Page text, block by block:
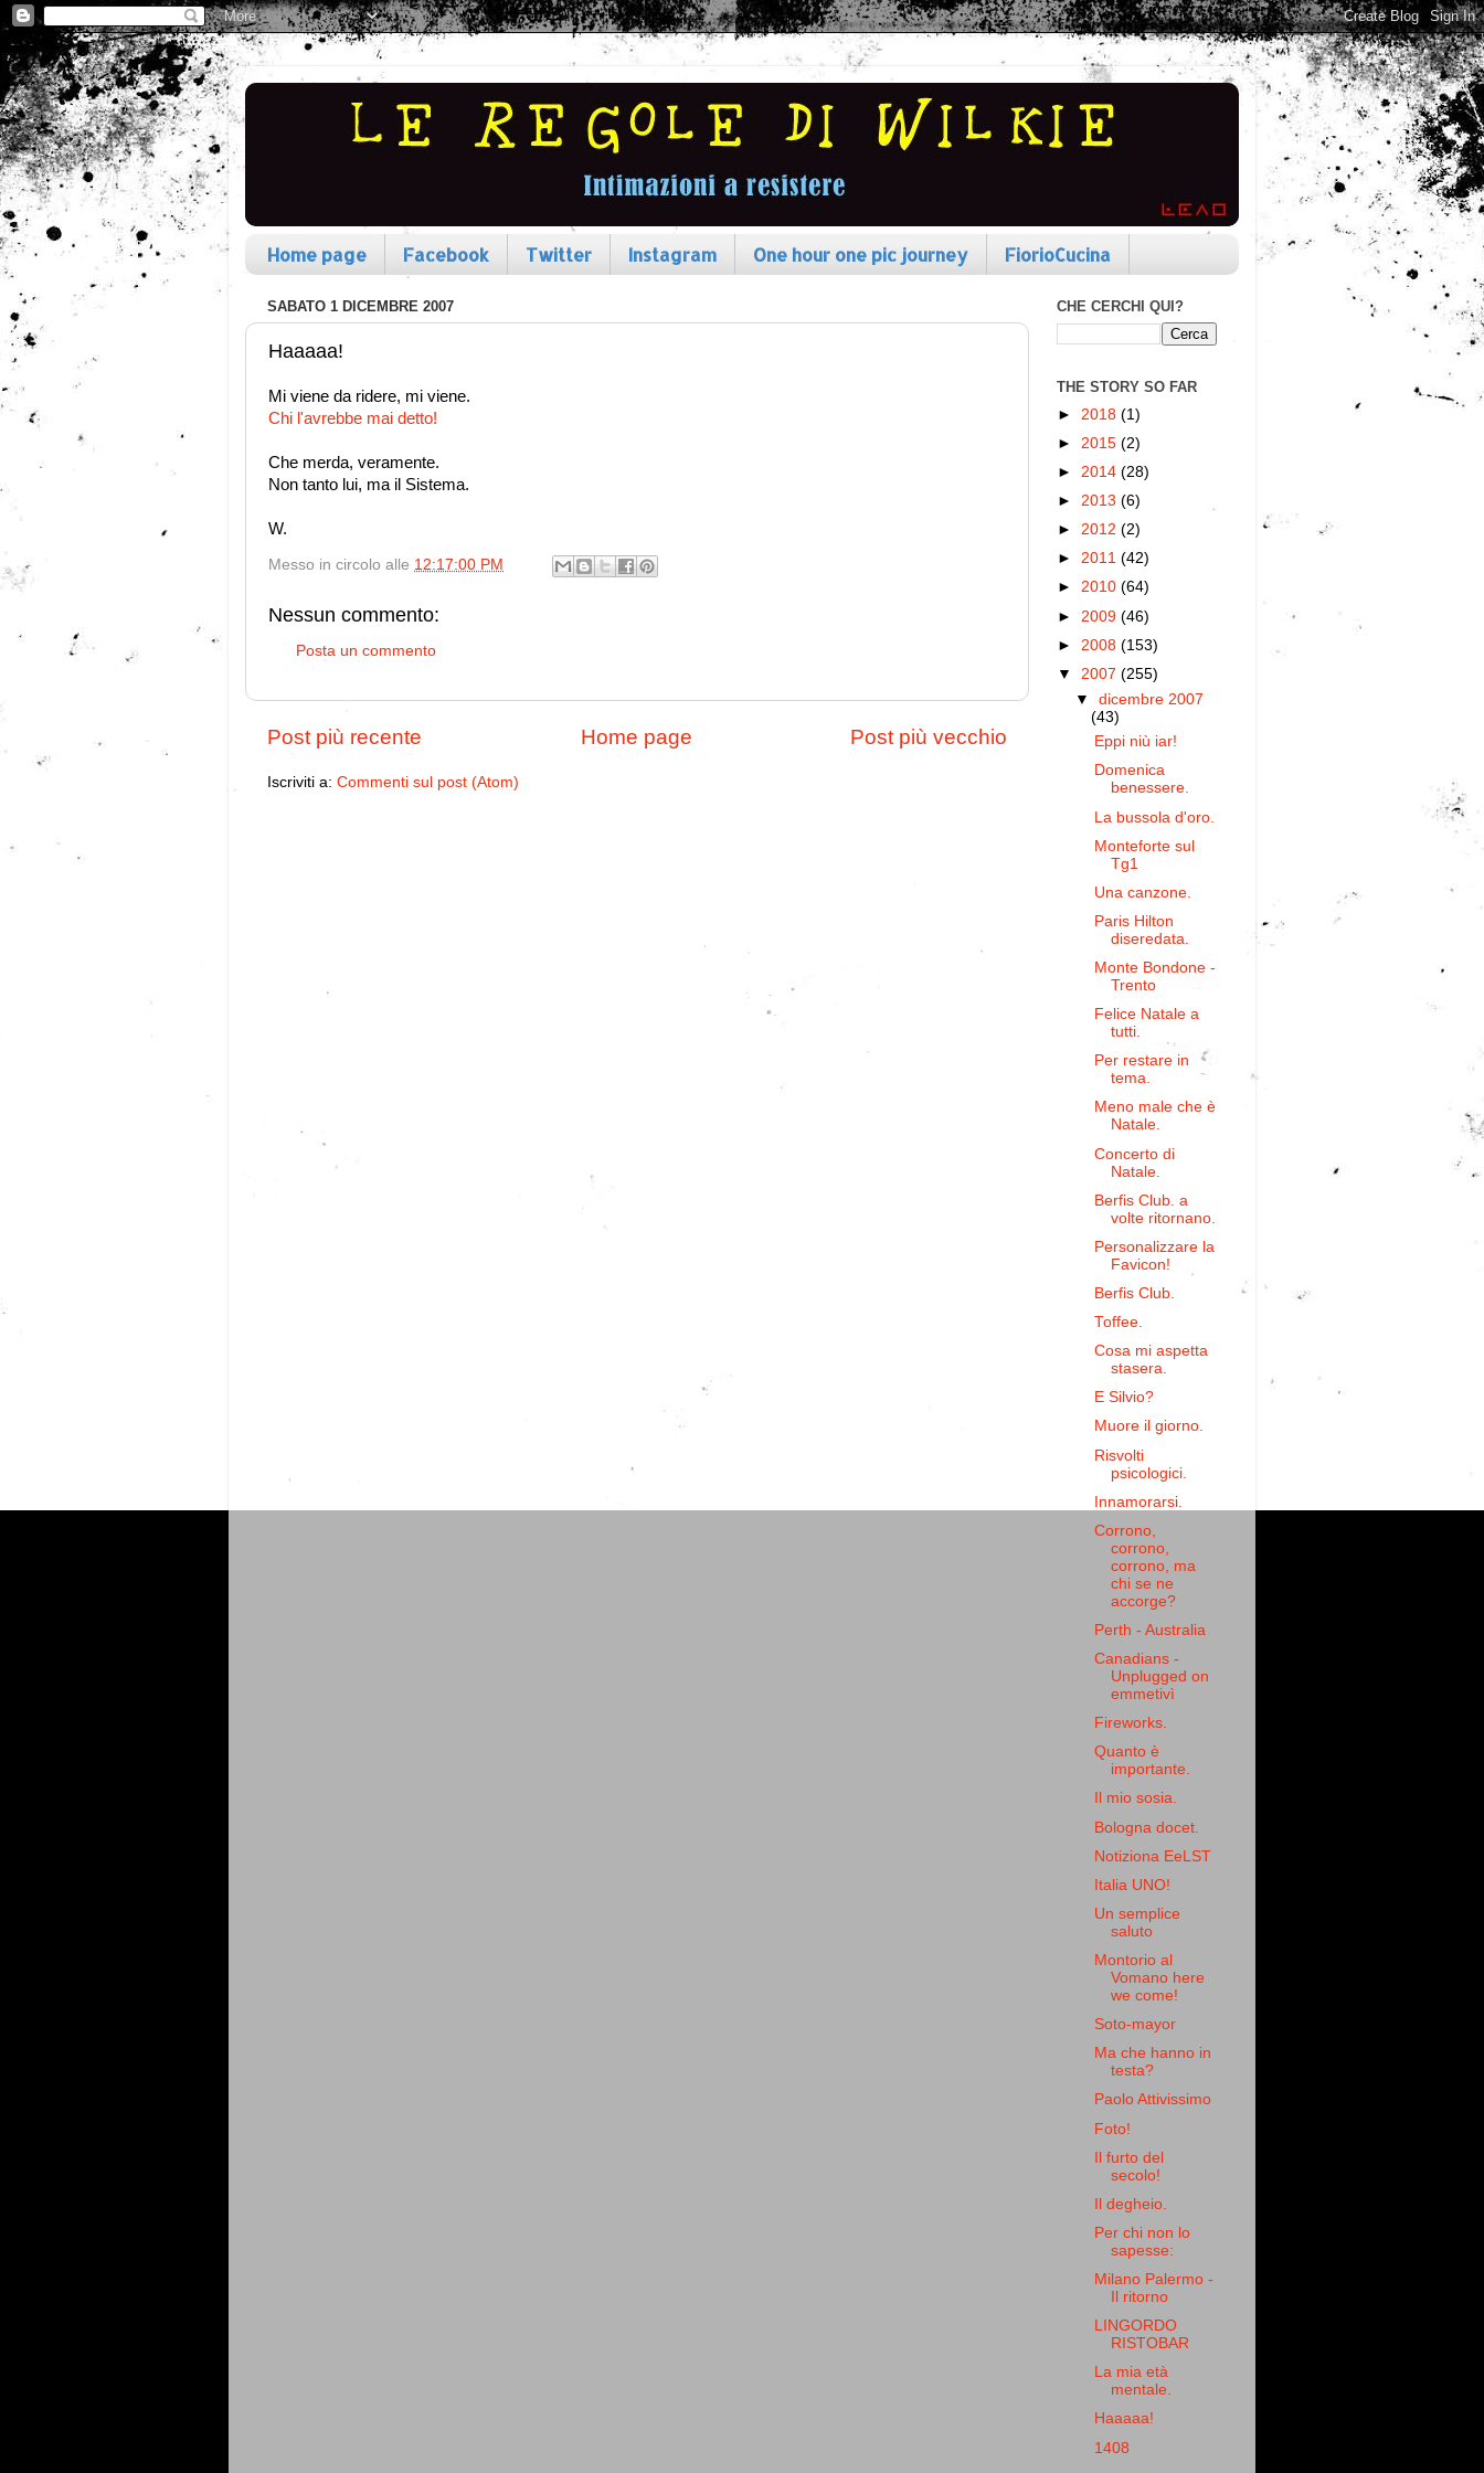
Home page Facebook Twitter Instagram One hour one pic journey FiorioCucina
SABATO 1 DICEMBRE 2007
Haaaaa!
Mi viene da ridere, mi viene.
Chi l'avrebbe mai detto!
Che merda, veramente.
Non tanto lui, ma il Sistema.
W.
Messo in circolo alle 12:17:00 PM
Nessun commento:
Posta un commento
Post più recente Post più vecchio
Home page
Iscriviti a: Commenti sul post (Atom)
CHE CERCHI QUI?
THE STORY SO FAR
► 2018 (1)
► 2015 (2)
► 2014 (28)
► 2013 (6)
► 2012 (2)
► 2011 (42)
► 2010 (64)
► 2009 (46)
► 2008 (153)
▼ 2007 (255)
▼dicembre 2007
(43)
Eppi niù iar!
Domenica
benessere.
La bussola d'oro.
Monteforte sul
Tg1
Una canzone.
Paris Hilton
diseredata.
Monte Bondone -
Trento
Felice Natale a
tutti.
Per restare in
tema.
Meno male che è
Natale.
Concerto di
Natale.
Berfis Club. a
volte ritornano.
Personalizzare la
Favicon!
Berfis Club.
Toffee.
Cosa mi aspetta
stasera.
E Silvio?
Muore il giorno.
Risvolti
psicologici.
Innamorarsi.
Corrono,
corrono,
corrono, ma
chi se ne
accorge?
Perth - Australia
Canadians -
Unplugged on
emmetivì
Fireworks.
Quanto è
importante.
Il mio sosia.
Bologna docet.
Notiziona EeLST
Italia UNO!
Un semplice
saluto
Montorio al
Vomano here
we come!
Soto-mayor
Ma che hanno in
testa?
Paolo Attivissimo
Foto!
Il furto del
secolo!
Il degheio.
Per chi non lo
sapesse:
Milano Palermo -
Il ritorno
LINGORDO
RISTOBAR
La mia età
mentale.
Haaaaa!
1408